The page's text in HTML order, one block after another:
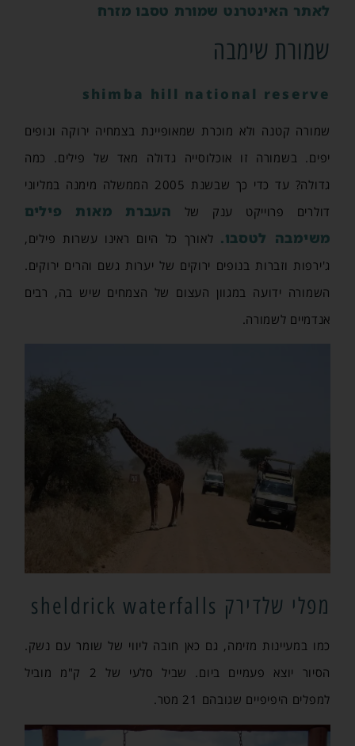
לאתר האינטרנט שמורת טסבו מזרח
שמורת שימבה
shimba hill national reserve
שמורה קטנה ולא מוכרת שמאופיינת בצמחיה ירוקה ונופים
יפים. בשמורה זו אוכלוסייה גדולה מאד של פילים. כמה
גדולה? עד כדי כך שבשנת 2005 הממשלה מימנה במליוני
דולרים פרוייקט ענק של העברת מאות פילים
משימבה לטסבו. לאורך כל היום ראינו עשרות פילים,
ג'ירפות וזברות בנופים ירוקים של יערות גשם והרים ירוקים.
השמורה ידועה במגוון העצום של הצמחים שיש בה, רבים
אנדמיים לשמורה.
מפלי שלדירק sheldrick waterfalls
כמו במעיינות מזימה, גם כאן חובה ליווי של שומר עם נשק.
הסיור יוצא פעמיים ביום. שביל סלעי של 2 ק"מ מוביל
למפלים היפיפיים שגובהם 21 מטר.